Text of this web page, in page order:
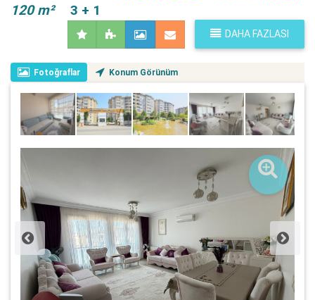
120 m²
3 + 1
DAHA FAZLASI
Fotoğraflar Konum Görünüm